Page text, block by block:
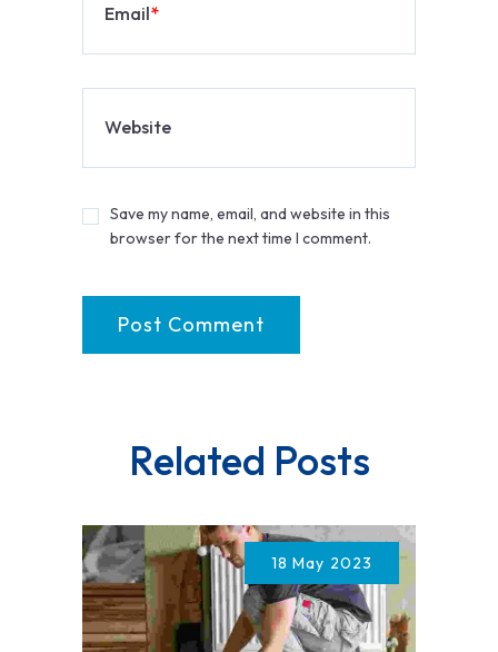
Email*
Website
Save my name, email, and website in this
browser for the next time I comment.
Related Posts
18 May 2023